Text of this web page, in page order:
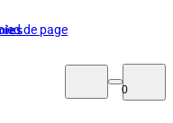
de page
0